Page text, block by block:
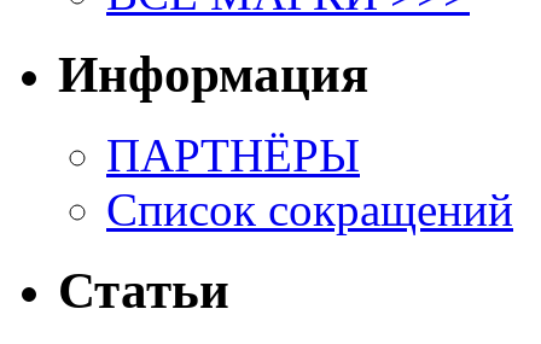
Информация
ПАРТНЁРЫ
Список сокращений
Статьи